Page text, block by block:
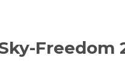
Freedom